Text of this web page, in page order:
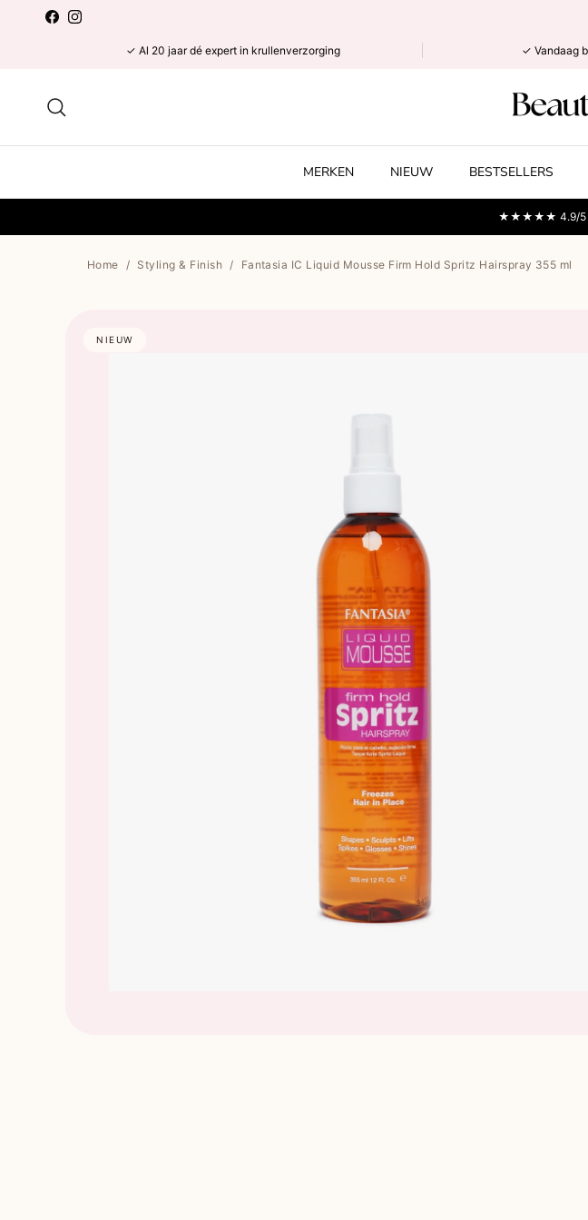
Ga naar inhoud
FacebookInstagram
✓ Al 20 jaar dé expert in krullenverzorging ✓ Vandaag
MERKEN NIEUW BESTSELLERS
★★★★★ 4.9/5 |
Home / Styling & Finish / Fantasia IC Liquid Mousse Firm Hold Spritz Hairspray 355 ml
NIEUW